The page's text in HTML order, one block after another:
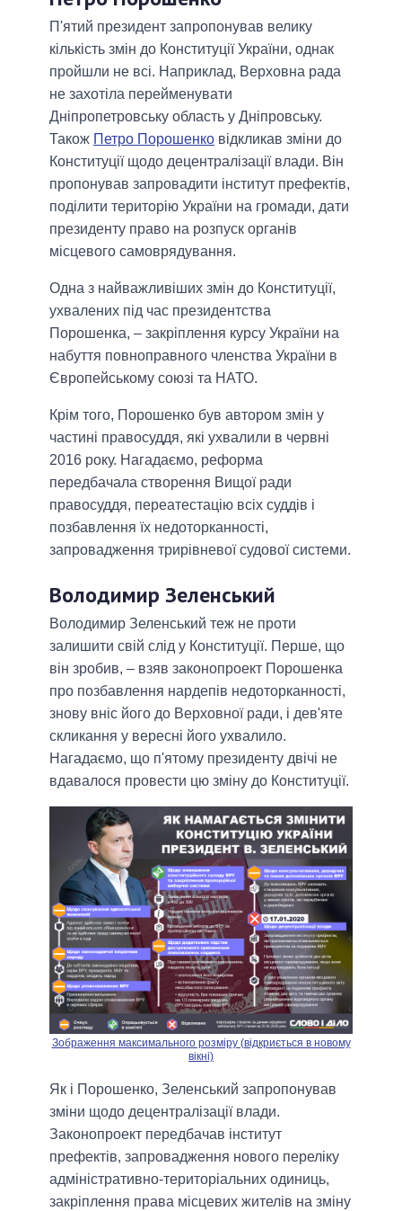
П'ятий президент запропонував велику
кількість змін до Конституції України, однак
пройшли не всі. Наприклад, Верховна рада
не захотіла перейменувати
Дніпропетровську область у Дніпровську.
Також Петро Порошенко відкликав зміни до
Конституції щодо децентралізації влади. Він
пропонував запровадити інститут префектів,
поділити територію України на громади, дати
президенту право на розпуск органів
місцевого самоврядування.
Одна з найважливіших змін до Конституції,
ухвалених під час президентства
Порошенка, – закріплення курсу України на
набуття повноправного членства України в
Європейському союзі та НАТО.
Крім того, Порошенко був автором змін у
частині правосуддя, які ухвалили в червні
2016 року. Нагадаємо, реформа
передбачала створення Вищої ради
правосуддя, переатестацію всіх суддів і
позбавлення їх недоторканності,
запровадження трирівневої судової системи.
Володимир Зеленський
Володимир Зеленський теж не проти
залишити свій слід у Конституції. Перше, що
він зробив, – взяв законопроект Порошенка
про позбавлення нардепів недоторканності,
знову вніс його до Верховної ради, і дев'яте
скликання у вересні його ухвалило.
Нагадаємо, що п'ятому президенту двічі не
вдавалося провести цю зміну до Конституції.
Зображення максимального розміру (відкриється в новому
вікні)
Як і Порошенко, Зеленський запропонував
зміни щодо децентралізації влади.
Законопроект передбачав інститут
префектів, запровадження нового переліку
адміністративно-територіальних одиниць,
закріплення права місцевих жителів на зміну